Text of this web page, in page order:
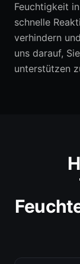
Feuchtigkeit
schnelle
verhindern
uns darauf,
unterstützen